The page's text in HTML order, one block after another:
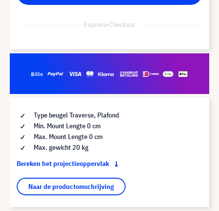
Express-Checkout
Type beugel Traverse, Plafond
Min. Mount Lengte 0 cm
Max. Mount Lengte 0 cm
Max. gewicht 20 kg
Bereken het projectieoppervlak
Naar de productomschrijving